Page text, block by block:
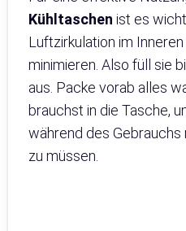
Kühltaschen ist es
Luftzirkulation im Inneren
minimieren. Also füll sie
aus. Packe vorab alles
brauchst in die Tasche,
während des Gebrauchs
zu müssen.